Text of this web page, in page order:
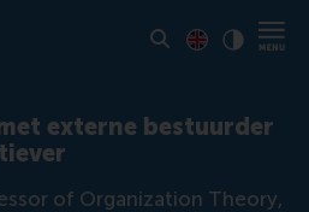
externe bestuurder
of Organization Theory,